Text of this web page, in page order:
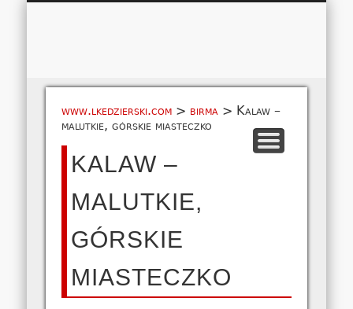
O NAS
EUROPA A-M
EUROPA N-Z
AZJA
AFRYKA
AMERYKA
OCEANIA
MAPA
WSPÓŁPRACA
KONTAKT
www.lkedzierski.com > birma > Kalaw –
malutkie, górskie miasteczko
KALAW –
MALUTKIE,
GÓRSKIE
MIASTECZKO